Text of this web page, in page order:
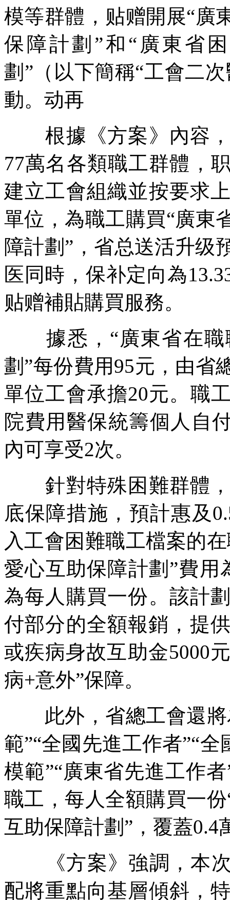
模等群體，贴赠開展“廣
保障計劃”和“廣東省
劃”（以下簡稱“工會二
動。动再
根據《方案》內容，
77萬名各類職工群體，
建立工會組織並按要求
單位，為職工購買“廣東
障計劃”，省总送活升级
医同時，保补定向為
贴赠補貼購買服務。
據悉，“廣東省在職
劃”每份費用95元，由省
單位工會承擔20元。職
院費用醫保統籌個人自
內可享受2次。
針對特殊困難群體，
底保障措施，預計惠及
入工會困難職工檔案的
愛心互助保障計劃”費用
為每人購買一份。該計
付部分的全額報銷，提
或疾病身故互助金5000
病+意外”保障。
此外，省總工會還將
範”“全國先進工作者”“
模範”“廣東省先進工作
職工，每人全額購買一
互助保障計劃”，覆蓋0.4
《方案》強調，本次
配將重點向基層傾斜，